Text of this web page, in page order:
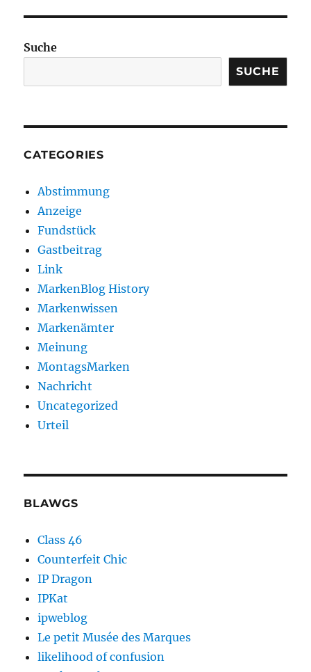
Suche
SUCHE
CATEGORIES
Abstimmung
Anzeige
Fundstück
Gastbeitrag
Link
MarkenBlog History
Markenwissen
Markenämter
Meinung
MontagsMarken
Nachricht
Uncategorized
Urteil
BLAWGS
Class 46
Counterfeit Chic
IP Dragon
IPKat
ipweblog
Le petit Musée des Marques
likelihood of confusion